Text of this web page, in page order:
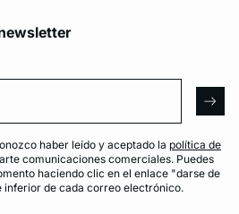
haber leído y aceptado la política de
comunicaciones comerciales. Puedes
haciendo clic en el enlace "darse de
inferior de cada correo electrónico.